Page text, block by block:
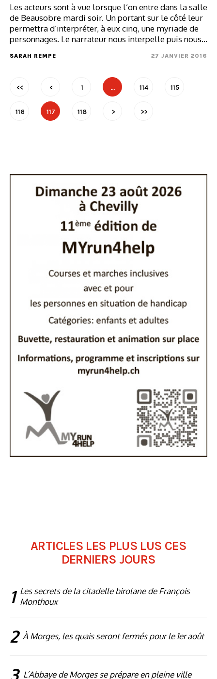
Les acteurs sont à vue lorsque l’on entre dans la salle
de Beausobre mardi soir. Un portant sur le côté leur
permettra d’interpréter, à eux cinq, une myriade de
personnages. Le narrateur nous interpelle puis nous…
SARAH REMPE 27 JANVIER 2016
<< < 1 … 114 115
116 117 118 > >>
ARTICLES LES PLUS LUS CES
DERNIERS JOURS
1 Les secrets de la citadelle birolane de François
Monthoux
2 À Morges, les quais seront fermés pour le 1er août
3 L’Abbaye de Morges se prépare en pleine ville